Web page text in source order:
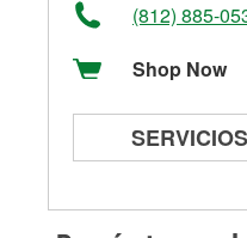
(812) 885-
Shop Now